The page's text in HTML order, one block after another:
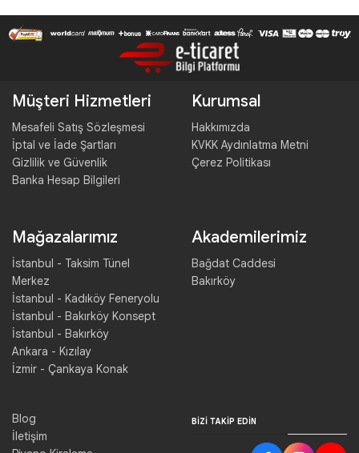
Müşteri Hizmetleri
Mesafeli Satış Sözleşmesi
İptal ve İade Şartları
Gizlilik ve Güvenlik
Banka Hesap Bilgileri
Kurumsal
Hakkımızda
KVKK Aydınlatma Metni
Çerez Politikası
Mağazalarımız
İstanbul - Taksim Tünel
Merkez
İstanbul - Kadıköy Feneryolu
İstanbul - Bakırköy Konsept
İstanbul - Bakırköy
Ankara - Kızılay
İzmir - Çankaya Konak
Akademilerimiz
Bağdat Caddesi
Bakırköy
Blog
İletişim
BIZI TAKIP EDIN